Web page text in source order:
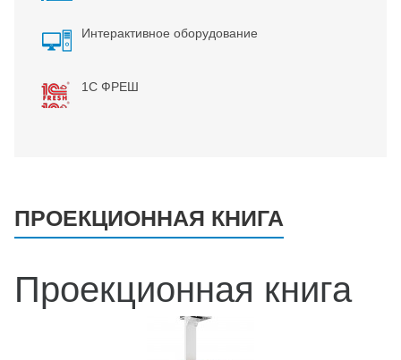
Интерактивное оборудование
1С ФРЕШ
ПРОЕКЦИОННАЯ КНИГА
Проекционная книга